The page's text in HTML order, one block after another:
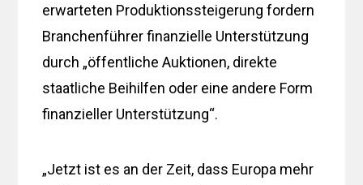
erwarteten Produktionssteigerung fordern
Branchenführer finanzielle Unterstützung
durch „öffentliche Auktionen, direkte
staatliche Beihilfen oder eine andere Form
finanzieller Unterstützung“.
„Jetzt ist es an der Zeit, dass Europa mehr